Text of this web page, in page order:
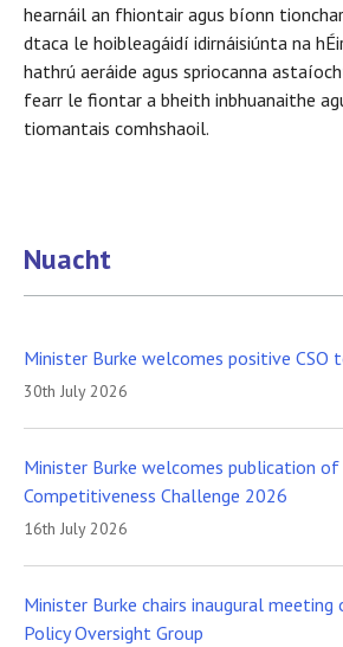
hearnáil an fhiontair agus bíonn
dtaca le hoibleagáidí idirnáisiúnta na
hathrú aeráide agus spriocanna
fearr le fiontar a bheith inbhuanaithe
tiomantais comhshaoil.
Nuacht
Minister Burke welcomes positive CSO
30th July 2026
Minister Burke welcomes publication of
Competitiveness Challenge 2026
16th July 2026
Minister Burke chairs inaugural
Policy Oversight Group